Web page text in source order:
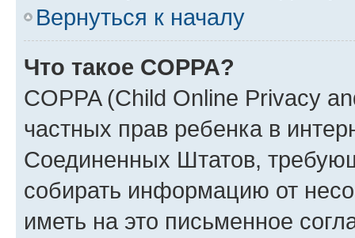
Вернуться к началу
Что такое COPPA?
COPPA (Child Online Privacy
частных прав ребенка в
Соединенных Штатов,
собирать информацию от
иметь на это письменное